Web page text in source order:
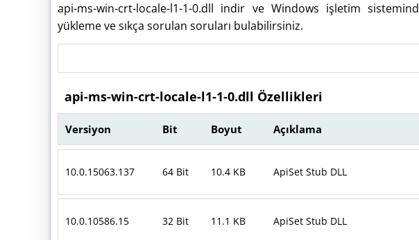
api-ms-win-crt-locale-l1-1-0.dll indir ve Windows işletim
yükleme ve sıkça sorulan soruları bulabilirsiniz.
api-ms-win-crt-locale-l1-1-0.dll Özellikleri
Versiyon Bit Boyut Açıklama
10.0.15063.137 64 Bit 10.4 KB ApiSet Stub DLL
10.0.10586.15 32 Bit 11.1 KB ApiSet Stub DLL